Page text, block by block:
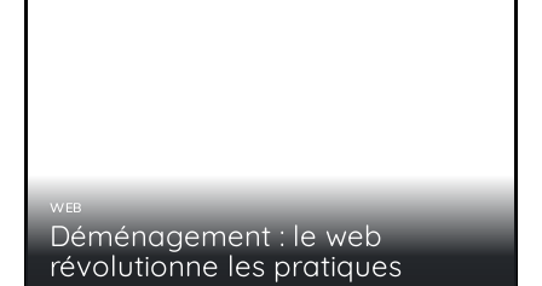
WEB
Déménagement : le web
révolutionne les pratiques